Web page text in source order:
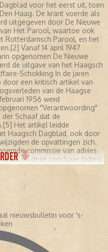
voor het eerst uit, toen
Haag. De krant voerde als
uitgegeven door De Nieuwe
Het Parool, waartoe ook
Rotterdamsch Parool, en het
Vanaf 14 april 1947
opgenomen De Nieuwe
de uitgave van het Haagsch
Schokking In de jaren
een kritisch artikel van
van de Haagse
1956 werd
"Verantwoording"
Schaaf dat de
Het artikel leidde
Haagsch Dagblad, ook door
de opvattingen zich.
commissie van advies
en deze conclusie tijdens
trad hij in juli 1956 af als
affaire later in Tegels lichten
naoorlogse slag om
waarbij het volgens Hofland
van de burgemeester, maar
van een traditionele
1. ↑ Jan van de
dagblad- en opiniepers ((2005)
Dr. M. van Blankenstein:
1964 pagina 370 3. ↑ Jan
nieuwsbulletin voor 's-